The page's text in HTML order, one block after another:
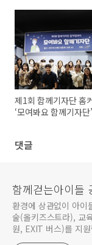
제1회 함께기자단 홈
‘모여봐요 함께기자단’
댓글
함께걷는아이들
환경에 상관없이 아이
술(올키즈스트라), 교
원, EXIT 버스)를 지